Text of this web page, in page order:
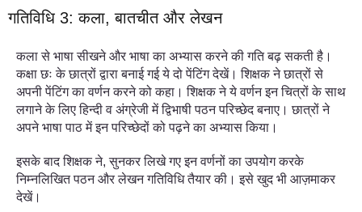
गतिविधि 3: कला, बातचीत और लेखन
कला से भाषा सीखने और भाषा का अभ्यास करने की गति बढ़ सकती है।
कक्षा छः के छात्रों द्वारा बनाई गई ये दो पेंटिंग देखें। शिक्षक ने छात्रों से
अपनी पेंटिंग का वर्णन करने को कहा। शिक्षक ने ये वर्णन इन चित्रों के साथ
लगाने के लिए हिन्दी व अंग्रेजी में द्विभाषी पठन परिच्छेद बनाए। छात्रों ने
अपने भाषा पाठ में इन परिच्छेदों को पढ़ने का अभ्यास किया।
इसके बाद शिक्षक ने, सुनकर लिखे गए इन वर्णनों का उपयोग करके
निम्नलिखित पठन और लेखन गतिविधि तैयार की। इसे खुद भी आज़माकर
देखें।